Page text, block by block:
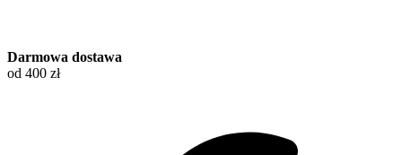
Darmowa dostawa
od 400 zł